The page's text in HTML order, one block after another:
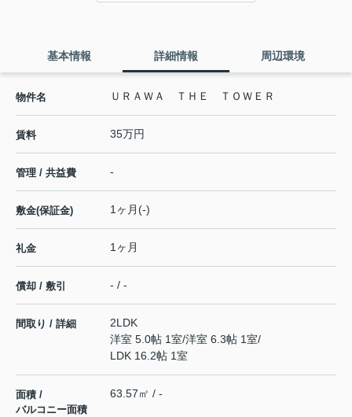
基本情報 詳細情報 周辺環境
物件名 ＵＲＡＷＡ ＴＨＥ ＴＯＷＥＲ
賃料 35万円
管理 / 共益費 -
敷金(保証金) 1ヶ月(-)
礼金 1ヶ月
償却 / 敷引 - / -
間取り / 詳細
2LDK
洋室 5.0帖 1室/洋室 6.3帖 1室/
LDK 16.2帖 1室
面積 /
バルコニー面積
63.57㎡ / -